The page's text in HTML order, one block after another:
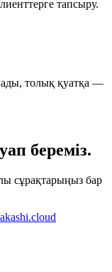
тапсыру.
толық қуатқа —
береміз.
сұрақтарыңыз бар